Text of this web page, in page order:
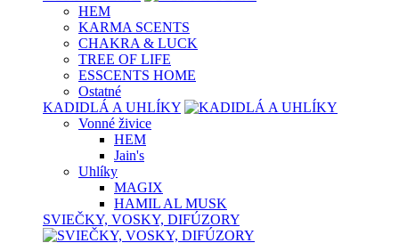
HEM
KARMA SCENTS
CHAKRA & LUCK
TREE OF LIFE
ESSCENTS HOME
Ostatné
KADIDLÁ A UHLÍKY
Vonné živice
HEM
Jain's
Uhlíky
MAGIX
HAMIL AL MUSK
SVIEČKY, VOSKY, DIFÚZORY